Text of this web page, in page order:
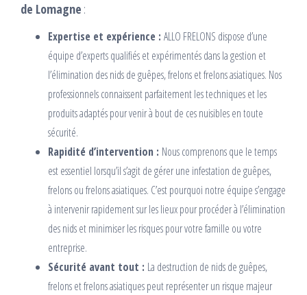
de Lomagne :
Expertise et expérience : ALLO FRELONS dispose d’une
équipe d’experts qualifiés et expérimentés dans la gestion et
l’élimination des nids de guêpes, frelons et frelons asiatiques. Nos
professionnels connaissent parfaitement les techniques et les
produits adaptés pour venir à bout de ces nuisibles en toute
sécurité.
Rapidité d’intervention : Nous comprenons que le temps
est essentiel lorsqu’il s’agit de gérer une infestation de guêpes,
frelons ou frelons asiatiques. C’est pourquoi notre équipe s’engage
à intervenir rapidement sur les lieux pour procéder à l’élimination
des nids et minimiser les risques pour votre famille ou votre
entreprise.
Sécurité avant tout : La destruction de nids de guêpes,
frelons et frelons asiatiques peut représenter un risque majeur